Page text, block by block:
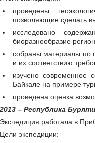
проведены
позволяющие сделать
исследовано
биоразнообразие
собраны материалы по
и их соответствию
изучено современное
Байкале на примере
проведена оценка
2013 – Республика
Экспедиция работала в
Цели экспедиции: